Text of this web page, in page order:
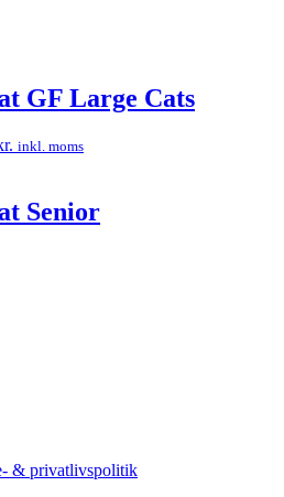
GF Large Cats
inkl. moms
Senior
& privatlivspolitik